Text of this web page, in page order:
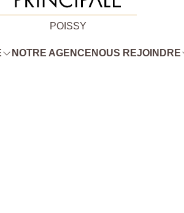
POISSY
NOTRE AGENCE NOUS REJOINDRE